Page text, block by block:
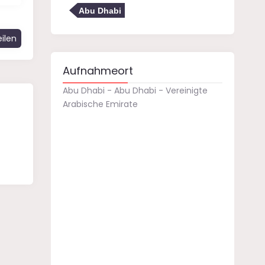
Abu Dhabi
Aufnahmeort
Abu Dhabi - Abu Dhabi - Vereinigte
Arabische Emirate